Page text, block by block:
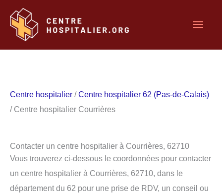
contenu
Centre hospitalier /Centre hospitalier 62 (Pas-de-Calais)
/ Centre hospitalier Courrières
Contacter un centre hospitalier à Courrières, 62710
Vous trouverez ci-dessous le coordonnées pour contacter
un centre hospitalier à Courrières, 62710, dans le
département du 62 pour une prise de RDV, un conseil ou